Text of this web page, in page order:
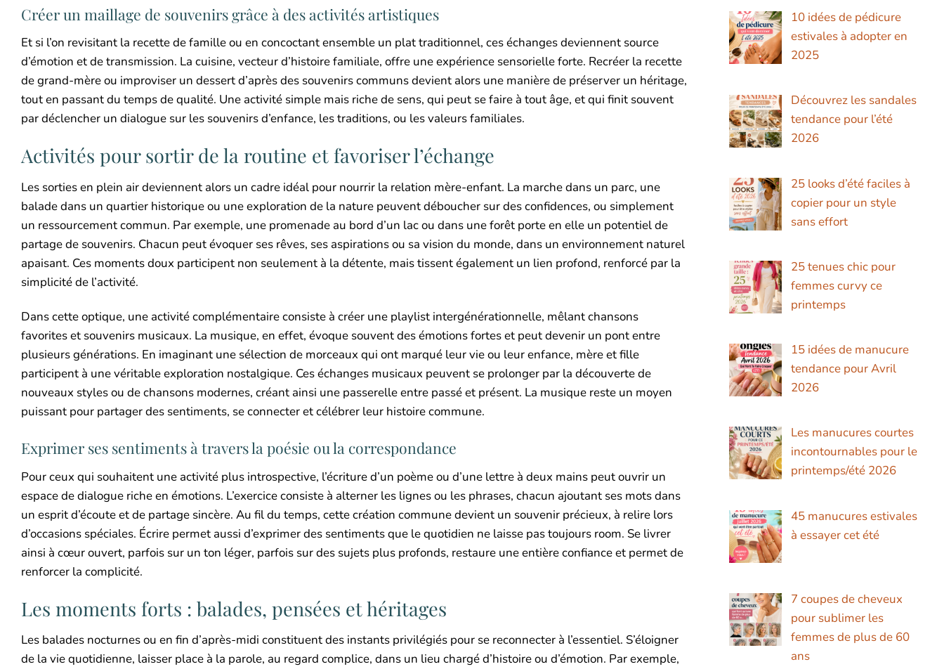
Créer un maillage de souvenirs grâce à des activités artistiques
Et si l’on revisitant la recette de famille ou en concoctant ensemble un plat traditionnel, ces échanges deviennent source
d’émotion et de transmission. La cuisine, vecteur d’histoire familiale, offre une expérience sensorielle forte. Recréer la recette
de grand-mère ou improviser un dessert d’après des souvenirs communs devient alors une manière de préserver un héritage,
tout en passant du temps de qualité. Une activité simple mais riche de sens, qui peut se faire à tout âge, et qui finit souvent
par déclencher un dialogue sur les souvenirs d’enfance, les traditions, ou les valeurs familiales.
Activités pour sortir de la routine et favoriser l’échange
Les sorties en plein air deviennent alors un cadre idéal pour nourrir la relation mère-enfant. La marche dans un parc, une
balade dans un quartier historique ou une exploration de la nature peuvent déboucher sur des confidences, ou simplement
un ressourcement commun. Par exemple, une promenade au bord d’un lac ou dans une forêt porte en elle un potentiel de
partage de souvenirs. Chacun peut évoquer ses rêves, ses aspirations ou sa vision du monde, dans un environnement naturel
apaisant. Ces moments doux participent non seulement à la détente, mais tissent également un lien profond, renforcé par la
simplicité de l’activité.
Dans cette optique, une activité complémentaire consiste à créer une playlist intergénérationnelle, mêlant chansons
favorites et souvenirs musicaux. La musique, en effet, évoque souvent des émotions fortes et peut devenir un pont entre
plusieurs générations. En imaginant une sélection de morceaux qui ont marqué leur vie ou leur enfance, mère et fille
participent à une véritable exploration nostalgique. Ces échanges musicaux peuvent se prolonger par la découverte de
nouveaux styles ou de chansons modernes, créant ainsi une passerelle entre passé et présent. La musique reste un moyen
puissant pour partager des sentiments, se connecter et célébrer leur histoire commune.
Exprimer ses sentiments à travers la poésie ou la correspondance
Pour ceux qui souhaitent une activité plus introspective, l’écriture d’un poème ou d’une lettre à deux mains peut ouvrir un
espace de dialogue riche en émotions. L’exercice consiste à alterner les lignes ou les phrases, chacun ajoutant ses mots dans
un esprit d’écoute et de partage sincère. Au fil du temps, cette création commune devient un souvenir précieux, à relire lors
d’occasions spéciales. Écrire permet aussi d’exprimer des sentiments que le quotidien ne laisse pas toujours room. Se livrer
ainsi à cœur ouvert, parfois sur un ton léger, parfois sur des sujets plus profonds, restaure une entière confiance et permet de
renforcer la complicité.
Les moments forts : balades, pensées et héritages
Les balades nocturnes ou en fin d’après-midi constituent des instants privilégiés pour se reconnecter à l’essentiel. S’éloigner
de la vie quotidienne, laisser place à la parole, au regard complice, dans un lieu chargé d’histoire ou d’émotion. Par exemple,
10 idées de pédicure
estivales à adopter en
2025
Découvrez les sandales
tendance pour l’été
2026
25 looks d’été faciles à
copier pour un style
sans effort
25 tenues chic pour
femmes curvy ce
printemps
15 idées de manucure
tendance pour Avril
2026
Les manucures courtes
incontournables pour le
printemps/été 2026
45 manucures estivales
à essayer cet été
7 coupes de cheveux
pour sublimer les
femmes de plus de 60
ans